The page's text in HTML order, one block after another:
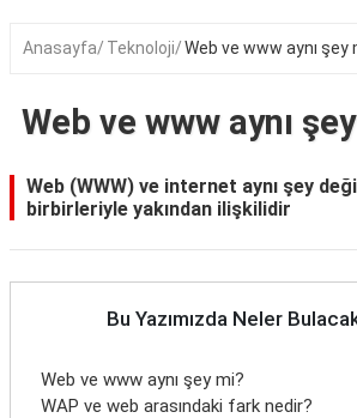
Seyahat
Oyun
Yaşam
Anasayfa Teknoloji Web ve www aynı şey
Web ve www aynı
Web (WWW) ve internet aynı şey
birbirleriyle yakından ilişkilidir
Bu Yazımızda Neler
Web ve www aynı şey mi?
WAP ve web arasındaki fark nedir?